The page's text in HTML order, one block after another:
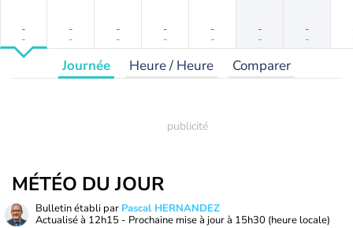
-
-
-
-
-
-
-
-
-
-
-
-
-
-
Journée Heure / Heure Comparer
MÉTÉO DU JOUR
Bulletin établi par Pascal HERNANDEZ
Actualisé à 12h15 - Prochaine mise à jour à 15h30 (heure locale)